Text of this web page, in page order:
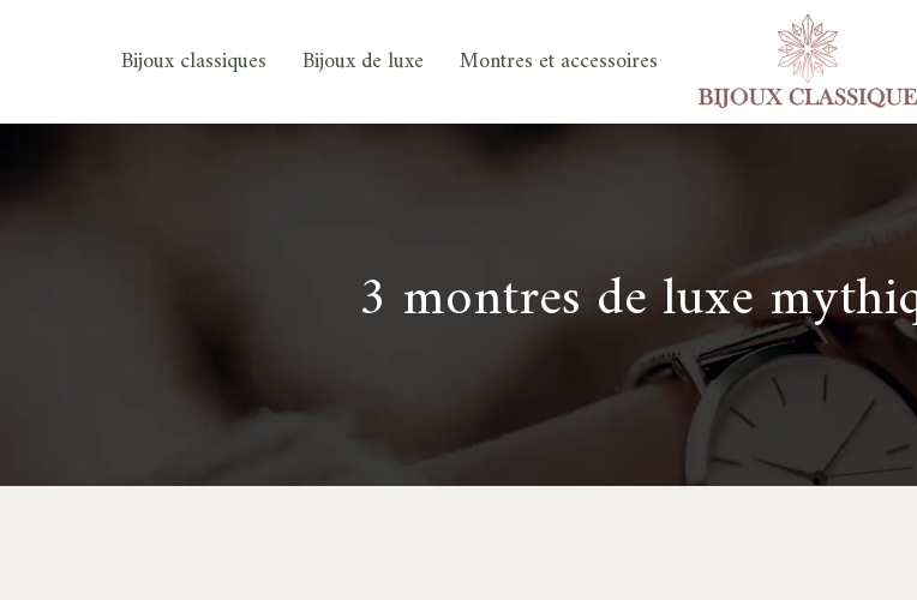
Montres et accessoires
Bijoux de luxe
Bijoux classiques
3 montres de luxe